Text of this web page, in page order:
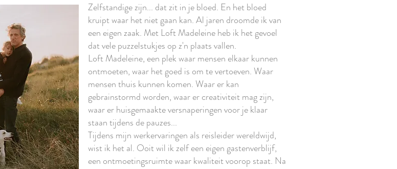
Zelfstandige zijn... dat zit in je bloed. En het bloed
kruipt waar het niet gaan kan. Al jaren droomde ik van
een eigen zaak. Met Loft Madeleine heb ik het gevoel
dat vele puzzelstukjes op z'n plaats vallen.
Loft Madeleine, een plek waar mensen elkaar kunnen
ontmoeten, waar het goed is om te vertoeven. Waar
mensen thuis kunnen komen. Waar er kan
gebrainstormd worden, waar er creativiteit mag zijn,
waar er huisgemaakte versnaperingen voor je klaar
staan tijdens de pauzes...
Tijdens mijn werkervaringen als reisleider wereldwijd,
wist ik het al. Ooit wil ik zelf een eigen gastenverblijf,
een ontmoetingsruimte waar kwaliteit voorop staat. Na